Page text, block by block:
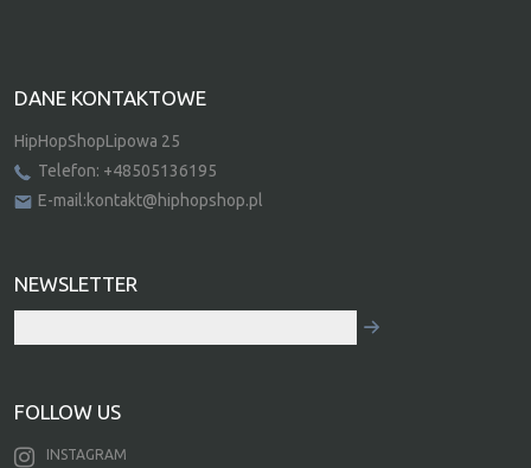
DANE KONTAKTOWE
HipHopShopLipowa 25
Telefon: +48505136195
E-mail:kontakt@hiphopshop.pl
NEWSLETTER
FOLLOW US
INSTAGRAM